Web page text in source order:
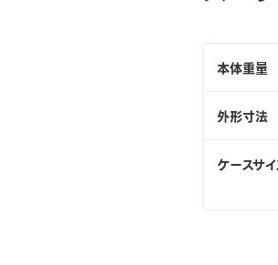
本体重量
外形寸法
ケースサイ